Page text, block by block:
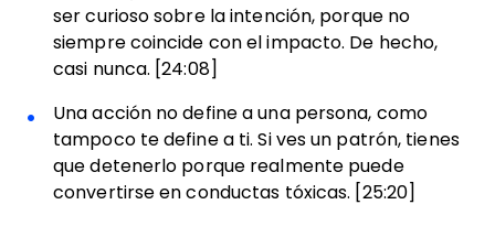
ser curioso sobre la intención, porque no
siempre coincide con el impacto. De hecho,
casi nunca. [24:08]
Una acción no define a una persona, como
tampoco te define a ti. Si ves un patrón, tienes
que detenerlo porque realmente puede
convertirse en conductas tóxicas. [25:20]